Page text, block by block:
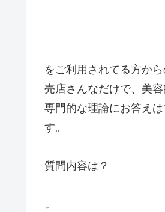
をご利用されてる方か
売店さんなだけで、美
専門的な理論にお答え
す。
質問内容は？
↓